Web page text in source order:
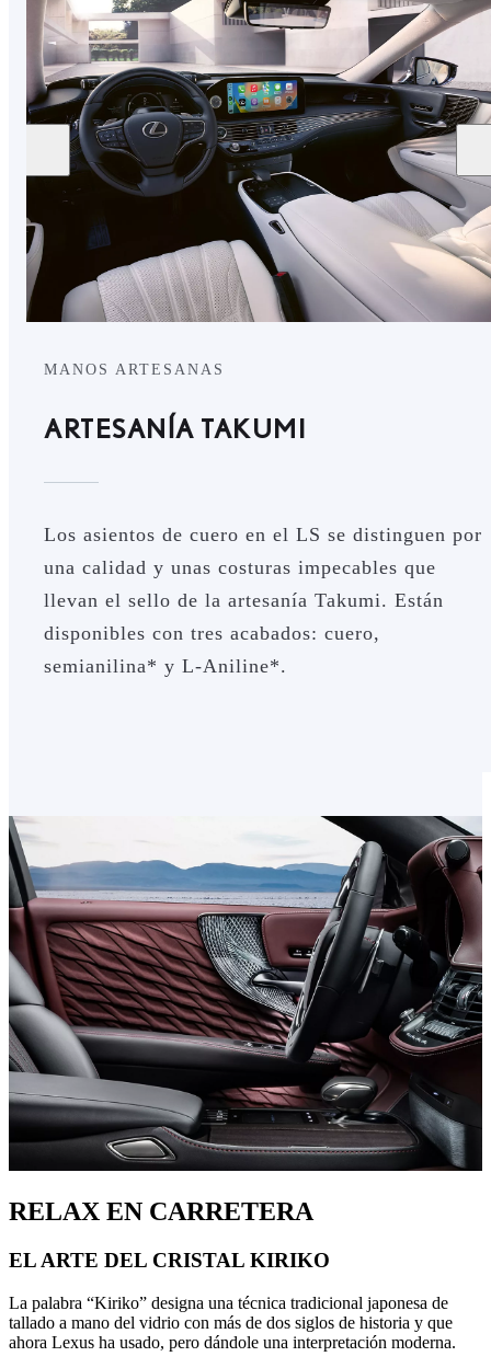
MANOS ARTESANAS
ARTESANÍA TAKUMI
Los asientos de cuero en el LS se distinguen por
una calidad y unas costuras impecables que
llevan el sello de la artesanía Takumi. Están
disponibles con tres acabados: cuero,
semianilina* y L-Aniline*.
RELAX EN CARRETERA
EL ARTE DEL CRISTAL KIRIKO
La palabra “Kiriko” designa una técnica tradicional japonesa de
tallado a mano del vidrio con más de dos siglos de historia y que
ahora Lexus ha usado, pero dándole una interpretación moderna.